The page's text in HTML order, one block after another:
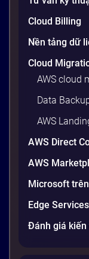
20 phút
Generative
và ứng
Nam 2026
Gần đây, bạn
Cloud Billing
Nền tảng dữ
Cloud
AWS cloud
Data
AWS
AWS Direct
AWS
Microsoft
Edge Services
Đánh giá kiến